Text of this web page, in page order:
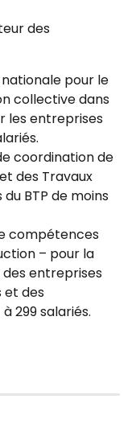
des
pour le
collective dans
les entreprises
coordination de
des Travaux
BTP de moins
compétences
– pour la
entreprises
et des
299 salariés.